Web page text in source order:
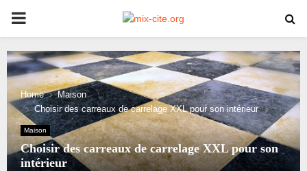
PRIMARY
MENU
Home
Maison
Choisir des carreaux de carrelage XXL pour son intérieur
Maison
Choisir des carreaux de carrelage XXL pour son
intérieur